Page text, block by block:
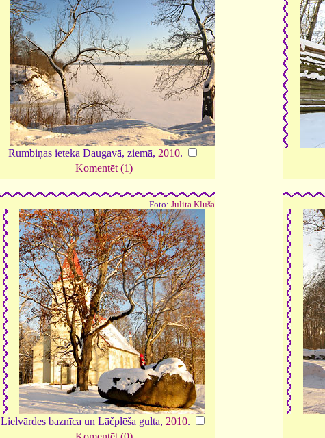
Rumbiņas ieteka Daugavā, ziemā, 2010.
Komentēt (1)
Foto: Julita Kluša
Lielvārdes baznīca un Lāčplēša gulta, 2010.